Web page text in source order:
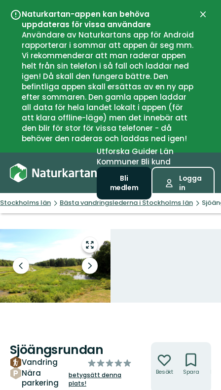
Naturkartan-appen kan behöva
uppdateras för vissa användare
Användare av Naturkartans app för Android
rapporterar i sommar att appen är seg mm.
Vi rekommenderar att man raderar appen
helt från sin telefon i så fall och laddar ned
igen! Då skall den fungera bättre. Den
befintliga appen skall ersättas av en ny app
efter sommaren. Den gamla appen laddar
all data för hela landet lokalt i appen (för
att klara offline-läge) men det innebär att
den blir för stor för vissa telefoner - då
behöver den raderas och laddas ned igen!
UtforskaGuiderLän
Kommuner Bli kund
Bli
medlem
Logga
in
Stockholms län Bästa vandringslederna i Stockholms län
Gå
till
helskärmsläge
Föregående
bild
Nästa
bildspel
Sjöängsrundan
Vandring
Nära
parkering
av
5
stjärnor
betygsätt denna
plats!
Besökt Spara